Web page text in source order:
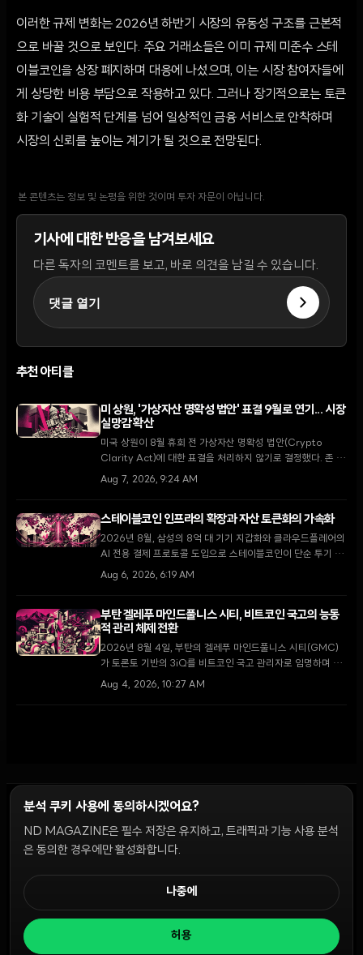
이러한 규제 변화는 2026년 하반기 시장의 유동성 구조를 근본적
으로 바꿀 것으로 보인다. 주요 거래소들은 이미 규제 미준수 스테
이블코인을 상장 폐지하며 대응에 나섰으며, 이는 시장 참여자들에
게 상당한 비용 부담으로 작용하고 있다. 그러나 장기적으로는 토큰
화 기술이 실험적 단계를 넘어 일상적인 금융 서비스로 안착하며
시장의 신뢰를 높이는 계기가 될 것으로 전망된다.
본 콘텐츠는 정보 및 논평을 위한 것이며 투자 자문이 아닙니다.
기사에 대한 반응을 남겨보세요
다른 독자의 코멘트를 보고, 바로 의견을 남길 수 있습니다.
댓글 열기
추천 아티클
미 상원, '가상자산 명확성 법안' 표결 9월로 연기... 시장
실망감 확산
미국 상원이 8월 휴회 전 가상자산 명확성 법안(Crypto
Clarity Act)에 대한 표결을 처리하지 않기로 결정했다. 존 튠
다수당 원내대표는 9월 복귀 후 최우선 과제로 다룰 것을 약속
Aug 7, 2026, 9:24 AM
스테이블코인 인프라의 확장과 자산 토큰화의 가속화
2026년 8월, 삼성의 8억 대 기기 지갑화와 클라우드플레어의
AI 전용 결제 프로토콜 도입으로 스테이블코인이 단순 투기 수
단을 넘어 글로벌 디지털 경제의 핵심 인프라로 자리 잡고 있
Aug 6, 2026, 6:19 AM
부탄 겔레푸 마인드풀니스 시티, 비트코인 국고의 능동
적 관리 체제 전환
2026년 8월 4일, 부탄의 겔레푸 마인드풀니스 시티(GMC)
가 토론토 기반의 3iQ를 비트코인 국고 관리자로 임명하며 단
순 보유에서 능동적 운용으로 전략을 전환했다. 이는 국왕의 1
Aug 4, 2026, 10:27 AM
윤리 원칙 Discord 봇캠페인 가이드커뮤니티 랭킹
쿠키 설정
공시 및 정책:
분석 쿠키 사용에 동의하시겠어요?
ND MAGAZINE은 필수 저장은 유지하고, 트래픽과 기능 사용 분석
은 동의한 경우에만 활성화합니다.
나중에
허용